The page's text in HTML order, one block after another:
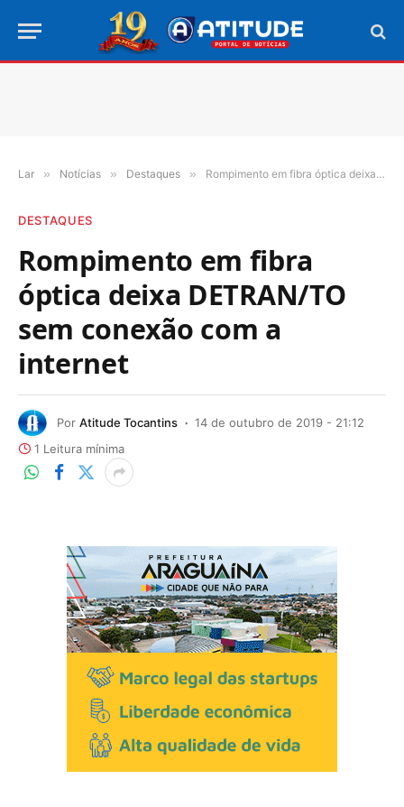
Lar » Notícias » Destaques » Rompimento em fibra óptica deixa DETRAN/TO sem conexão com a internet
DESTAQUES
Rompimento em fibra
óptica deixa DETRAN/TO
sem conexão com a
internet
Por Atitude Tocantins
14 de outubro de 2019 - 21:12
1 Leitura mínima